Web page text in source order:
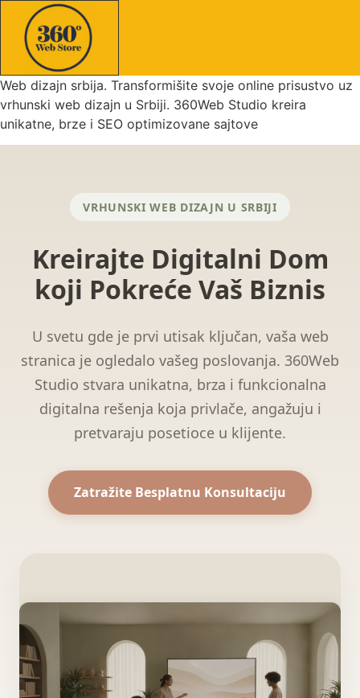
Web dizajn srbija. Transformišite svoje online prisustvo uz
vrhunski web dizajn u Srbiji. 360Web Studio kreira
unikatne, brze i SEO optimizovane sajtove
VRHUNSKI WEB DIZAJN U SRBIJI
Kreirajte Digitalni Dom
koji Pokreće Vaš Biznis
U svetu gde je prvi utisak ključan, vaša web
stranica je ogledalo vašeg poslovanja. 360Web
Studio stvara unikatna, brza i funkcionalna
digitalna rešenja koja privlače, angažuju i
pretvaraju posetioce u klijente.
Zatražite Besplatnu Konsultaciju